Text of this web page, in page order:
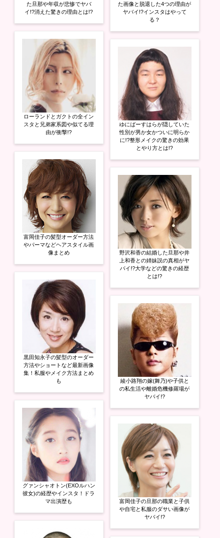
た旦那や年収が悲惨でヤバ
イ!?消えた驚きの理由とは!?
ローランドとガクトの全イン
スタと兄弟家系図や似てる理
由が衝撃!?
富岡佳子の髪型オーダー方法
やパーマなどヘアスタイル画
像まとめ
黒田知永子の髪型のオーダー
方法やショートなど最新画像
集！私服やメイク方法まとめ
も
グァンシャオトン(EXOルハン
彼女)の経歴やインスタ！ドラ
マ出演歴も
た画像と脱退した4つの理由が
ヤバイ!?インスタはやって
る？
ゆにばーすはらが隠していた
性別が男か女かついに明らか
に!?整形メイクの驚きの効果
とやり方とは!?
野沢和香の結婚した旦那や井
上和香との姉妹説の真相がヤ
バイ!?大学などの驚きの経歴
とは!?
綾小路翔の嫁(舞乃)や子供と
の私生活や離婚危機修羅場が
ヤバイ!?
富岡佳子の旦那の職業と子供
や自宅と私服のダサい画像が
ヤバイ!?